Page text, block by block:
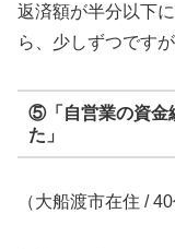
返済額が半分以下
ら、少しずつです
⑤「自営業の資金
た」
（大船渡市在住 /